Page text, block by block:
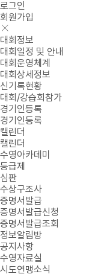
로그인
회원가입
대회정보
대회일정 및 안내
대회운영체계
대회상세정보
신기록현황
대회/강습회참가
경기인등록
경기인등록
캘린더
캘린더
수영아카데미
등급제
심판
수상구조사
증명서발급
증명서발급신청
증명서발급조회
정보알림방
공지사항
수영자료실
시도연맹소식